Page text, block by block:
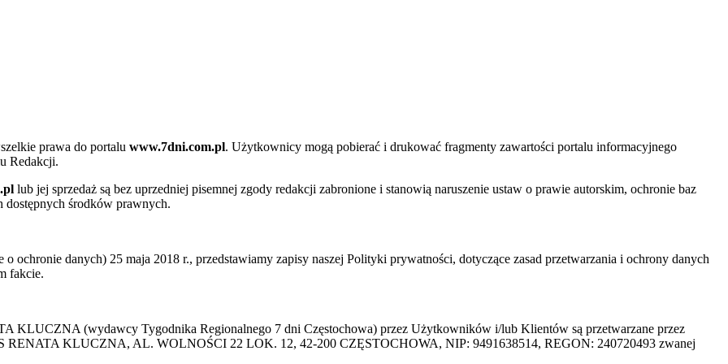
prawa do portalu www.7dni.com.pl. Użytkownicy mogą pobierać i drukować fragmenty zawartości portalu informacyjnego
Redakcji.
lub jej sprzedaż są bez uprzedniej pisemnej zgody redakcji zabronione i stanowią naruszenie ustaw o prawie autorskim, ochronie baz
środków prawnych.
danych) 25 maja 2018 r., przedstawiamy zapisy naszej Polityki prywatności, dotyczące zasad przetwarzania i ochrony danych
fakcie.
KLUCZNA (wydawcy Tygodnika Regionalnego 7 dni Częstochowa) przez Użytkowników i/lub Klientów są przetwarzane przez
RENATA KLUCZNA, AL. WOLNOŚCI 22 LOK. 12, 42-200 CZĘSTOCHOWA, NIP: 9491638514, REGON: 240720493 zwanej